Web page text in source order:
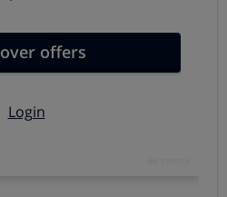
tipo de bebidas poco
que elsustancial incremento
pasando de una tasa del